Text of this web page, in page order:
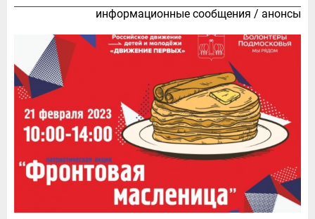
информационные сообщения / анонсы